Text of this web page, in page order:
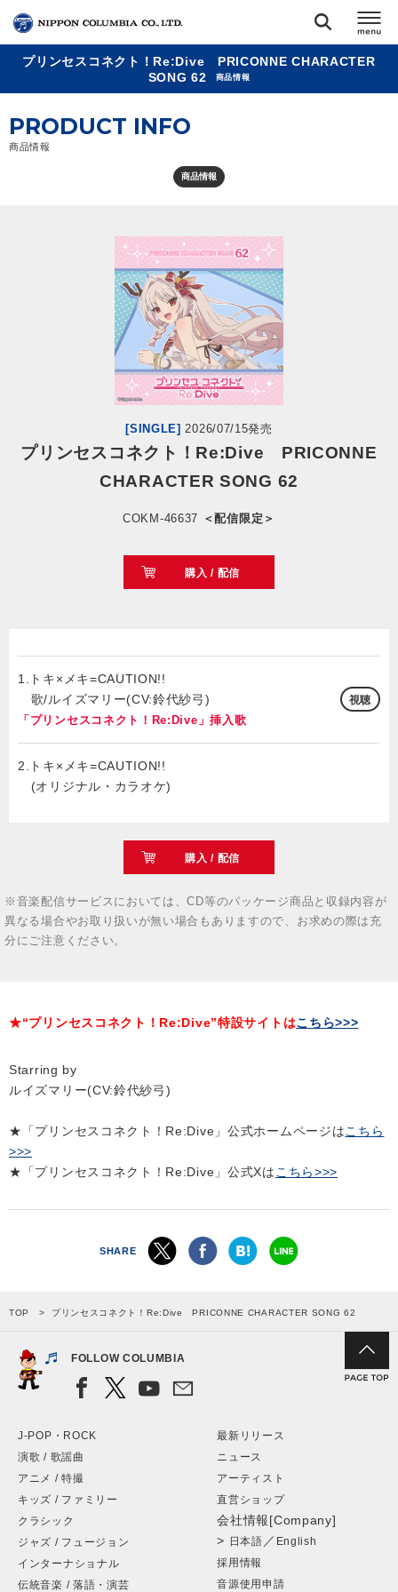
閉じる
TOP
リリース
プリンセスコネクト！Re:Dive PRICONNE CHARACTER
SONG 62
商品情報
PRODUCT INFO
商品情報
商品情報
[SINGLE] 2026/07/15発売
プリンセスコネクト！Re:Dive PRICONNE
CHARACTER SONG 62
COKM-46637 ＜配信限定＞
購入 / 配信
1.トキ×メキ=CAUTION!!
歌/ルイズマリー(CV:鈴代紗弓)
「プリンセスコネクト！Re:Dive」挿入歌
視聴
2.トキ×メキ=CAUTION!!
(オリジナル・カラオケ)
購入 / 配信
※音楽配信サービスにおいては、CD等のパッケージ商品と収録内容が
異なる場合やお取り扱いが無い場合もありますので、お求めの際は充
分にご注意ください。
★“プリンセスコネクト！Re:Dive”特設サイトはこちら>>>
Starring by
ルイズマリー(CV:鈴代紗弓)
★「プリンセスコネクト！Re:Dive」公式ホームページはこちら
>>>
★「プリンセスコネクト！Re:Dive」公式Xは こちら>>>
SHARE
TOP プリンセスコネクト！Re:Dive PRICONNE CHARACTER SONG 62
FOLLOW COLUMBIA
J-POP・ROCK
演歌 / 歌謡曲
アニメ / 特撮
キッズ / ファミリー
クラシック
ジャズ / フュージョン
インターナショナル
伝統音楽 / 落語・演芸
最新リリース
ニュース
アーティスト
直営ショップ
会社情報[Company]
> 日本語 ／ English
採用情報
音源使用申請